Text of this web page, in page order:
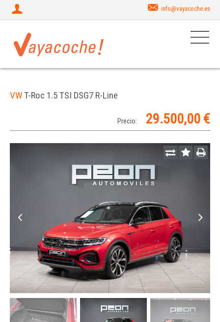
info@vayacoche.es
VWT-Roc 1.5 TSI DSG7 R-Line
Precio: 29.500,00 €